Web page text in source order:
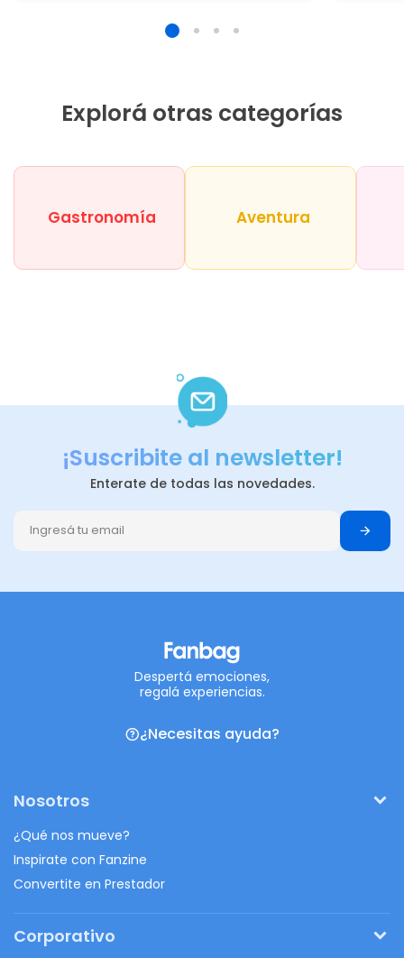
Explorá otras categorías
Gastronomía Aventura
¡Suscribite al newsletter!
Enterate de todas las novedades.
Despertá emociones,
regalá experiencias.
¿Necesitas ayuda?
Nosotros
¿Qué nos mueve?
Inspirate con Fanzine
Convertite en Prestador
Corporativo